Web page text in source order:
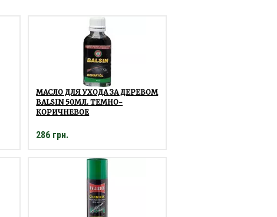
МАСЛО ДЛЯ УХОДА ЗА ДЕРЕВОМ
BALSIN 50МЛ. ТЕМНО-
КОРИЧНЕВОЕ
286 грн.